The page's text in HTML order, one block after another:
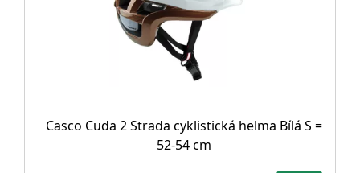
Casco Cuda 2 Strada cyklistická helma Bílá S =
52-54 cm